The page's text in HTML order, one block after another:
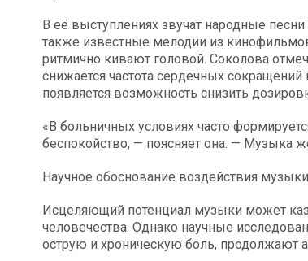
В её выступлениях звучат народные
также известные мелодии из
ритмично кивают головой. Соколова
снижается частота сердечных сокращений
появляется возможность снизить
«В больничных условиях часто
беспокойство, — поясняет она. — Музыка
Научное обоснование воздействия
Исцеляющий потенциал музыки может
человечества. Однако научные
острую и хроническую боль, продолжают